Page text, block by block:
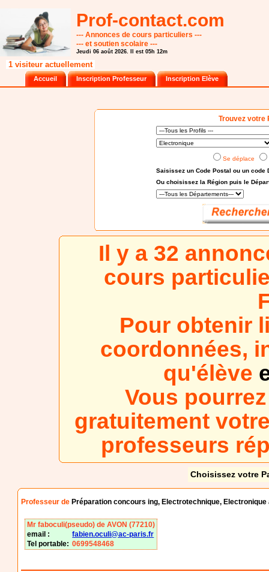
Prof-contact.com
--- Annonces de cours particuliers ---
--- et soutien scolaire ---
Jeudi 06 août 2026. Il est 05h 12m
1 visiteur actuellement
Accueil Inscription Professeur Inscription Elève
Trouvez votre
Se déplace
Saisissez un Code Postal ou un code
Ou choisissezla Région puis le
Il y a 32
cours
Pour obtenir
coordonnées,
qu'élève
Vous
gratuitement
professeurs
Choisissez votre
Professeur de Préparation concours ing, Electrotechnique, Electronique
Mr faboculi(pseudo) de AVON (77210)
email :
fabien.oculi@ac-paris.fr
Tel portable: 0699548468